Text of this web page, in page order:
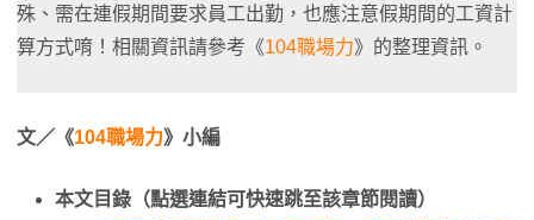
殊、需在連假期間要求員工出勤，也應注意假期間的工資計
算方式唷！相關資訊請參考《104職場力》的整理資訊。
文／《104職場力》小編
本文目錄（點選連結可快速跳至該章節閱讀）